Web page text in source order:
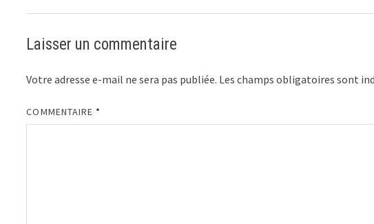
Laisser un commentaire
Votre adresse e-mail ne sera pas publiée. Les champs obligatoires sont
COMMENTAIRE *